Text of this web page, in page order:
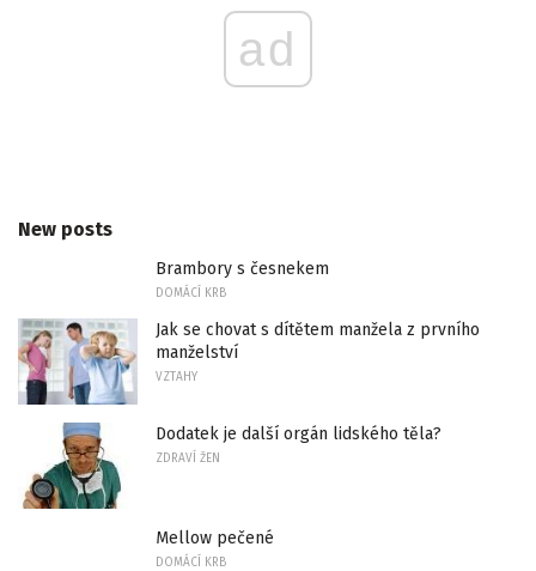
ad
New posts
Brambory s česnekem
DOMÁCÍ KRB
Jak se chovat s dítětem manžela z prvního
manželství
VZTAHY
Dodatek je další orgán lidského těla?
ZDRAVÍ ŽEN
Mellow pečené
DOMÁCÍ KRB